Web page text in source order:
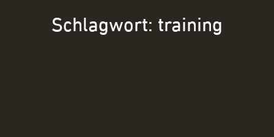
Schlagwort: training